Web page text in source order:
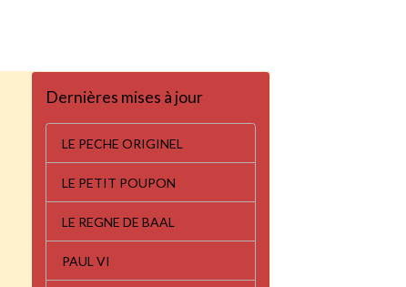
Dernières mises à jour
LE PECHE ORIGINEL
LE PETIT POUPON
LE REGNE DE BAAL
PAUL VI